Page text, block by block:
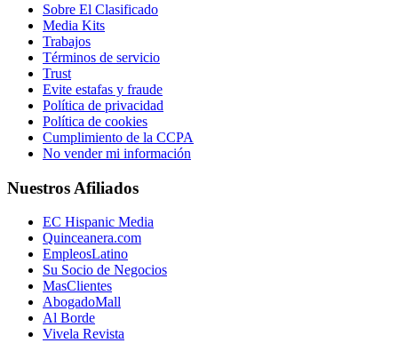
Sobre El Clasificado
Media Kits
Trabajos
Términos de servicio
Trust
Evite estafas y fraude
Política de privacidad
Política de cookies
Cumplimiento de la CCPA
No vender mi información
Nuestros Afiliados
EC Hispanic Media
Quinceanera.com
EmpleosLatino
Su Socio de Negocios
MasClientes
AbogadoMall
Al Borde
Vivela Revista